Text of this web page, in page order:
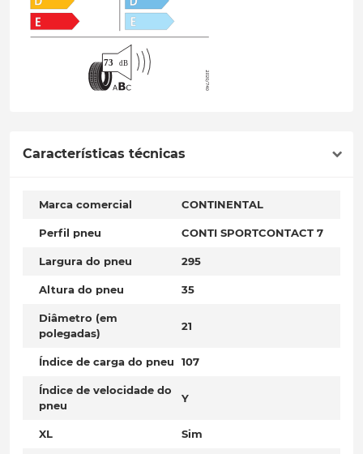
Características técnicas
Marca comercial CONTINENTAL
Perfil pneu CONTI SPORTCONTACT 7
Largura do pneu 295
Altura do pneu 35
Diâmetro (em
polegadas)
21
Índice de carga do pneu 107
Índice de velocidade do
pneu
Y
XL Sim